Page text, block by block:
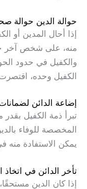
حوالة الدين حوالة
إذا أحال المدين أو
منه، على شخص آخر
والكفيل في حدود
الكفيل وحده،
إضاعة الدائن
تبرأ ذمة الكفيل
المخصصة للوفاء
يمكن الاستفادة
تأخر الدائن في اتخاذ
إذا كان الدين